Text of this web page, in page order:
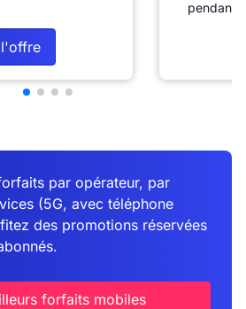
pendant
par opérateur, par
(5G, avec téléphone
des promotions réservées
forfaits mobiles